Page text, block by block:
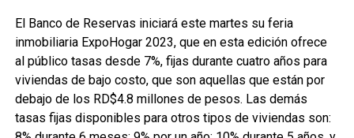
El Banco de Reservas iniciará este martes su feria
inmobiliaria ExpoHogar 2023, que en esta edición ofrece
al público tasas desde 7%, fijas durante cuatro años para
viviendas de bajo costo, que son aquellas que están por
debajo de los RD$4.8 millones de pesos. ​ Las demás
tasas fijas disponibles para otros tipos de viviendas son: